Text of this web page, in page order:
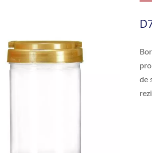
de